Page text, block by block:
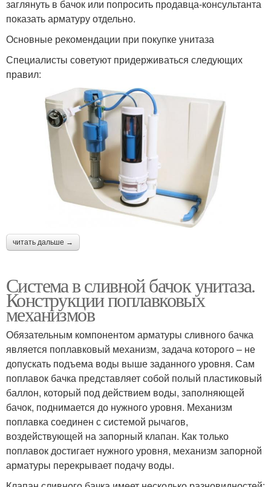
заглянуть в бачок или попросить продавца-консультанта
показать арматуру отдельно.
Основные рекомендации при покупке унитаза
Специалисты советуют придерживаться следующих
правил:
читать дальше →
Система в сливной бачок унитаза.
Конструкции поплавковых
механизмов
Обязательным компонентом арматуры сливного бачка
является поплавковый механизм, задача которого – не
допускать подъема воды выше заданного уровня. Сам
поплавок бачка представляет собой полый пластиковый
баллон, который под действием воды, заполняющей
бачок, поднимается до нужного уровня. Механизм
поплавка соединен с системой рычагов,
воздействующей на запорный клапан. Как только
поплавок достигает нужного уровня, механизм запорной
арматуры перекрывает подачу воды.